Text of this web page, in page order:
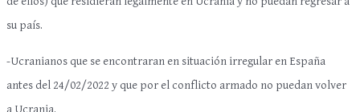
su país.
-Ucranianos que se encontraran en situación irregular en España
antes del 24/02/2022 y que por el conflicto armado no puedan volver
a Ucrania.